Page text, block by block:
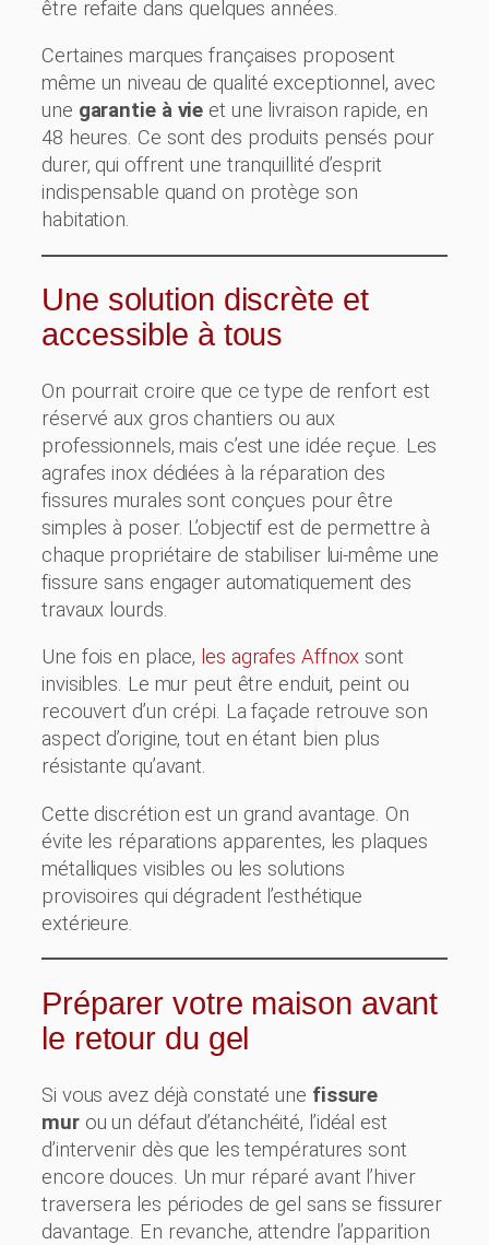
être refaite dans quelques années.
Certaines marques françaises proposent
même un niveau de qualité exceptionnel, avec
une garantie à vie et une livraison rapide, en
48 heures. Ce sont des produits pensés pour
durer, qui offrent une tranquillité d’esprit
indispensable quand on protège son
habitation.
Une solution discrète et
accessible à tous
On pourrait croire que ce type de renfort est
réservé aux gros chantiers ou aux
professionnels, mais c’est une idée reçue. Les
agrafes inox dédiées à la réparation des
fissures murales sont conçues pour être
simples à poser. L’objectif est de permettre à
chaque propriétaire de stabiliser lui-même une
fissure sans engager automatiquement des
travaux lourds.
Une fois en place, les agrafes Affnox sont
invisibles. Le mur peut être enduit, peint ou
recouvert d’un crépi. La façade retrouve son
aspect d’origine, tout en étant bien plus
résistante qu’avant.
Cette discrétion est un grand avantage. On
évite les réparations apparentes, les plaques
métalliques visibles ou les solutions
provisoires qui dégradent l’esthétique
extérieure.
Préparer votre maison avant
le retour du gel
Si vous avez déjà constaté une fissure
murou un défaut d’étanchéité, l’idéal est
d’intervenir dès que les températures sont
encore douces. Un mur réparé avant l’hiver
traversera les périodes de gel sans se fissurer
davantage. En revanche, attendre l’apparition